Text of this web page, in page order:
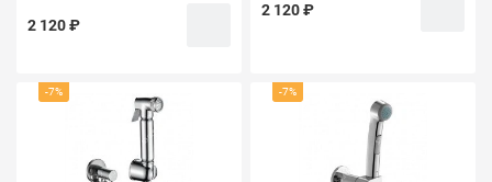
2 120 ₽
2 120 ₽
-7% -7%